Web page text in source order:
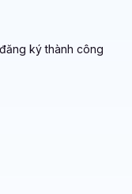
ký thành công